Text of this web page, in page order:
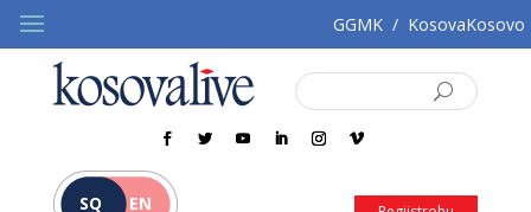
GGMK / KosovaKosovo
SQ EN